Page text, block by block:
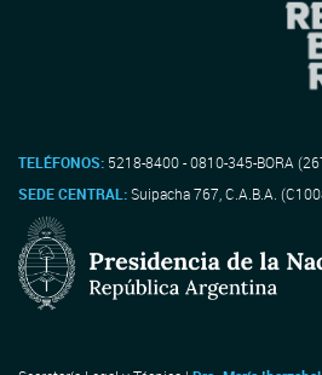
TELÉFONOS: 5218-8400 - 0810-345-BORA
SEDE CENTRAL:Suipacha 767, C.A.B.A.